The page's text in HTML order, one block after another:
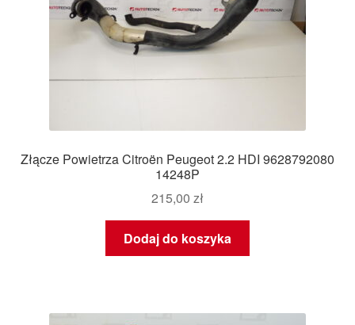
Złącze Powietrza Citroën Peugeot 2.2 HDI 9628792080
14248P
215,00 zł
Dodaj do koszyka